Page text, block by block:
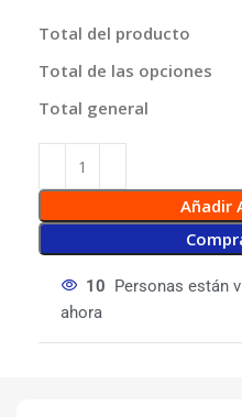
Total del producto
Total de las opciones
Total general
Añadir
10 Personas están
ahora